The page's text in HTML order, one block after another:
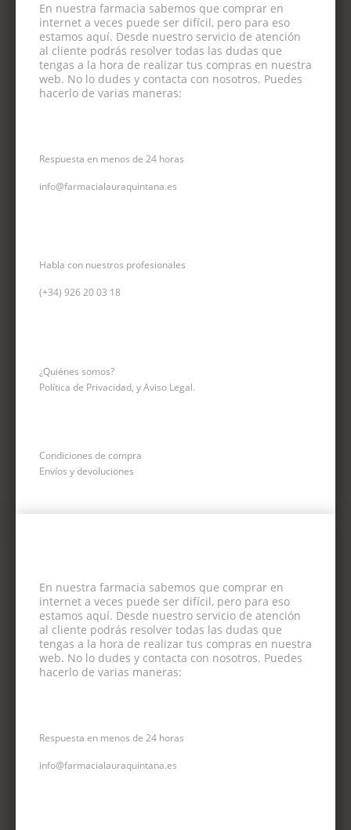
En nuestra farmacia sabemos que comprar en
internet a veces puede ser difícil, pero para eso
estamos aquí. Desde nuestro servicio de atención
al cliente podrás resolver todas las dudas que
tengas a la hora de realizar tus compras en nuestra
web. No lo dudes y contacta con nosotros. Puedes
hacerlo de varias maneras:
Respuesta en menos de 24 horas
info@farmacialauraquintana.es
Habla con nuestros profesionales
(+34) 926 20 03 18
¿Quiénes somos?
Política de Privacidad, y Aviso Legal.
Condiciones de compra
Envíos y devoluciones
En nuestra farmacia sabemos que comprar en
internet a veces puede ser difícil, pero para eso
estamos aquí. Desde nuestro servicio de atención
al cliente podrás resolver todas las dudas que
tengas a la hora de realizar tus compras en nuestra
web. No lo dudes y contacta con nosotros. Puedes
hacerlo de varias maneras:
Respuesta en menos de 24 horas
info@farmacialauraquintana.es